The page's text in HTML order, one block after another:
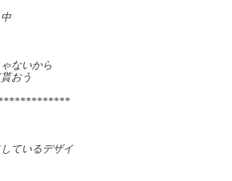
ないから
おう
ているデザイ